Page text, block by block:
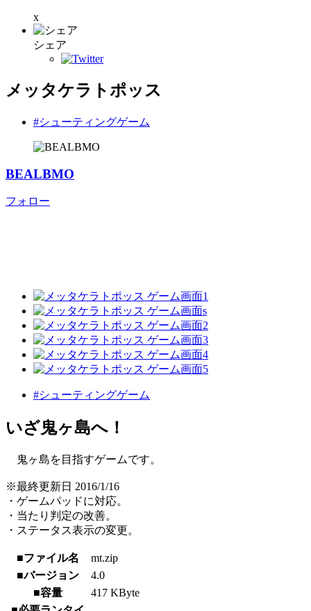
x
シェア
メッタケラトポッス
#シューティングゲーム
BEALBMO
フォロー
#シューティングゲーム
いざ鬼ヶ島へ！
鬼ヶ島を目指すゲームです。
※最終更新日 2016/1/16
・ゲームパッドに対応。
・当たり判定の改善。
・ステータス表示の変更。
■ファイル名
mt.zip
■バージョン
4.0
■容量
417 KByte